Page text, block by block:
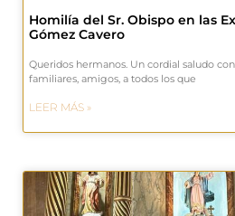
Homilía del Sr. Obispo en las
Gómez Cavero
Queridos hermanos. Un cordial saludo
familiares, amigos, a todos los que
LEER MÁS »